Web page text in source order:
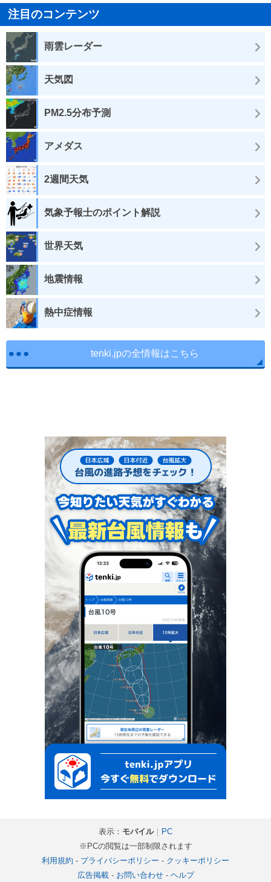
注目のコンテンツ
雨雲レーダー
天気図
PM2.5分布予測
アメダス
2週間天気
気象予報士のポイント解説
世界天気
地震情報
熱中症情報
tenki.jpの全情報はこちら
表示： モバイル｜ PC
※PCの閲覧は一部制限されます
利用規約 - プライバシーポリシー - クッキーポリシー
広告掲載- お問い合わせ- ヘルプ